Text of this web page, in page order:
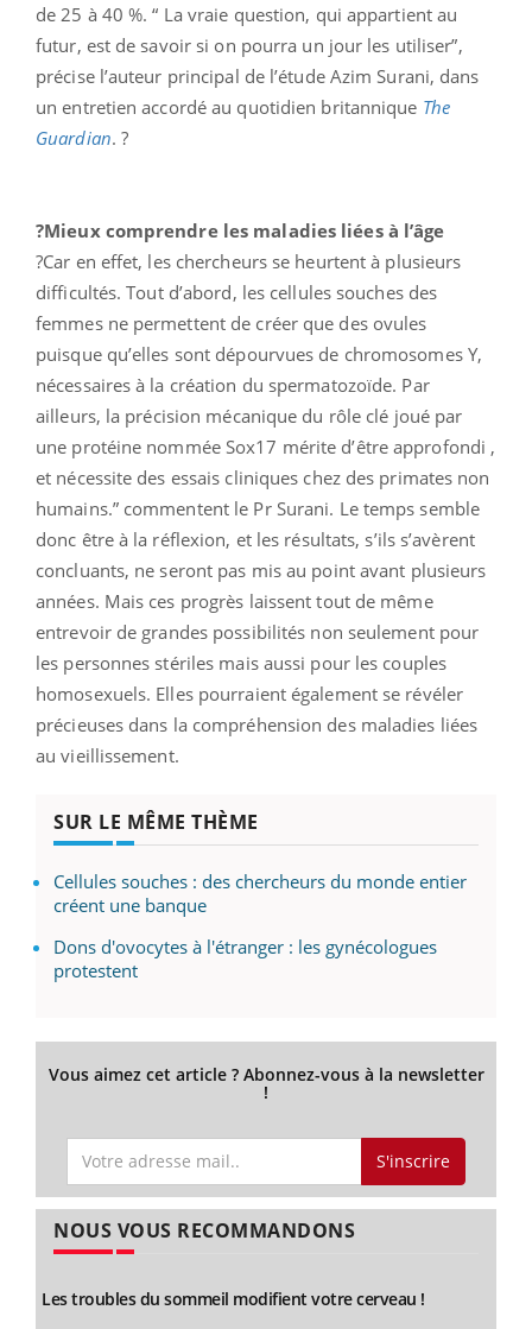
de 25 à 40 %. “ La vraie question, qui appartient au
futur, est de savoir si on pourra un jour les utiliser”,
précise l’auteur principal de l’étude Azim Surani, dans
un entretien accordé au quotidien britannique The
Guardian. ?
?Mieux comprendre les maladies liées à l’âge
?Car en effet, les chercheurs se heurtent à plusieurs
difficultés. Tout d’abord, les cellules souches des
femmes ne permettent de créer que des ovules
puisque qu’elles sont dépourvues de chromosomes Y,
nécessaires à la création du spermatozoïde. Par
ailleurs, la précision mécanique du rôle clé joué par
une protéine nommée Sox17 mérite d’être approfondi ,
et nécessite des essais cliniques chez des primates non
humains.” commentent le Pr Surani. Le temps semble
donc être à la réflexion, et les résultats, s’ils s’avèrent
concluants, ne seront pas mis au point avant plusieurs
années. Mais ces progrès laissent tout de même
entrevoir de grandes possibilités non seulement pour
les personnes stériles mais aussi pour les couples
homosexuels. Elles pourraient également se révéler
précieuses dans la compréhension des maladies liées
au vieillissement.
SUR LE MÊME THÈME
Cellules souches : des chercheurs du monde entier
créent une banque
Dons d'ovocytes à l'étranger : les gynécologues
protestent
Vous aimez cet article ? Abonnez-vous à la newsletter
!
S'inscrire
NOUS VOUS RECOMMANDONS
Les troubles du sommeil modifient votre cerveau !